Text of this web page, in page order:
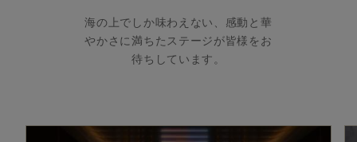
海の上でしか味わえない、感動と華
やかさに満ちたステージが皆様をお
待ちしています。